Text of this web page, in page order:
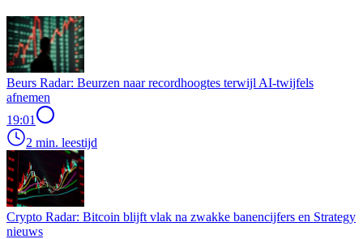
Beurs Radar: Beurzen naar recordhoogtes terwijl AI-twijfels
afnemen
19:01
2 min. leestijd
Crypto Radar: Bitcoin blijft vlak na zwakke banencijfers en Strategy
nieuws